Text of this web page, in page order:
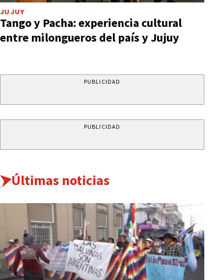
JUJUY
Tango y Pacha: experiencia cultural
entre milongueros del país y Jujuy
PUBLICIDAD
PUBLICIDAD
Últimas noticias